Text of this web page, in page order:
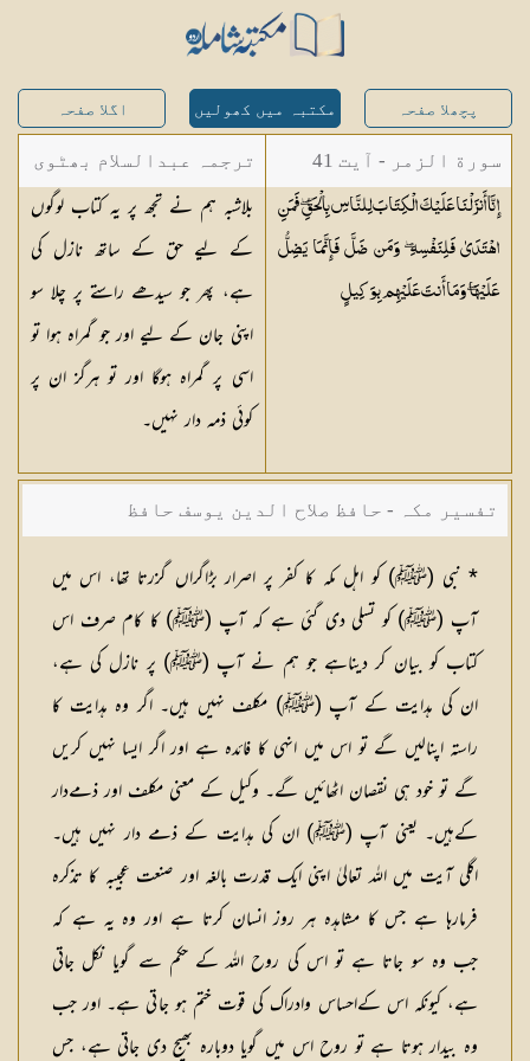
پچھلا صفحہ مکتبہ میں کھولیں اگلا صفحہ
سورة الزمر - آیت 41
إِنَّا أَنزَلْنَا عَلَيْكَ الْكِتَابَ لِلنَّاسِ بِالْحَقِّ ۖ فَمَنِ
اهْتَدَىٰ فَلِنَفْسِهِ ۖ وَمَن ضَلَّ فَإِنَّمَا يَضِلُّ
عَلَيْهَا ۖ وَمَا أَنتَ عَلَيْهِمبِوَكِيلٍ
ترجمہ عبدالسلام بھٹوی
- عبدالسلام بن محمد
بلاشبہ ہم نے تجھ پر یہ کتاب لوگوں
کے لیے حق کے ساتھ نازل کی
ہے، پھر جو سیدھے راستے پر چلا سو
اپنی جان کے لیے اور جو گمراہ ہوا تو
اسی پر گمراہ ہوگا اور تو ہرگز ان پر
کوئی ذمہ دار نہیں۔
تفسیر مکہ - حافظ صلاح الدین یوسف حافظ
* نبی (ﷺ) کو اہل مکہ کا کفر پر اصرار بڑاگراں گزرتا تھا، اس میں
آپ (ﷺ) کو تسلی دی گئی ہے کہ آپ (ﷺ) کا کام صرف اس
کتاب کو بیان کر دیناہے جو ہم نے آپ (ﷺ) پر نازل کی ہے،
ان کی ہدایت کے آپ (ﷺ) مکلف نہیں ہیں۔ اگر وہ ہدایت کا
راستہ اپنالیں گے تو اس میں انہی کا فائدہ ہے اور اگر ایسا نہیں کریں
گے تو خود ہی نقصان اٹھائیں گے۔ وکیل کے معنی مکلف اور ذمےدار
کےہیں۔ یعنی آپ (ﷺ) ان کی ہدایت کے ذمے دار نہیں ہیں۔
اگلی آیت میں اللہ تعالیٰ اپنی ایک قدرت بالغہ اور صنعت عجیبہ کا تذکرہ
فرمارہا ہے جس کا مشاہدہ ہر روز انسان کرتا ہے اور وہ یہ ہے کہ
جب وہ سو جاتا ہے تو اس کی روح اللہ کے حکم سے گویا نکل جاتی
ہے، کیونکہ اس کےاحساس وادراک کی قوت ختم ہو جاتی ہے۔ اور جب
وہ بیدار ہوتا ہے تو روح اس میں گویا دوبارہ بھیج دی جاتی ہے، جس